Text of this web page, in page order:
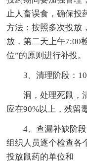
止人畜误食，确保投
方法：按照多次投放
放，第二天上午7:00
位”的原则进行补投。
3、清理阶段：10
洞，处理死鼠，清
应在90%以上，残留
4、查漏补缺阶段
组织人员逐个检查各
投放鼠药的单位和